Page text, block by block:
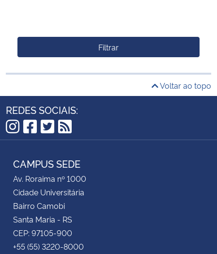
Filtrar
Voltar ao topo
REDES SOCIAIS:
Instagram
Facebook
Twitter
RSS
CAMPUS SEDE
Av. Roraima nº 1000
Cidade Universitária
Bairro Camobi
Santa Maria - RS
CEP: 97105-900
+55 (55) 3220-8000